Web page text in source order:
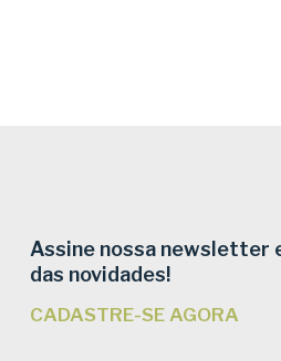
Assine nossa newsletter
das novidades!
CADASTRE-SE AGORA